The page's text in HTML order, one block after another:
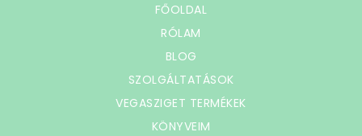
FŐOLDAL
RÓLAM
BLOG
SZOLGÁLTATÁSOK
VEGASZIGET TERMÉKEK
KÖNYVEIM